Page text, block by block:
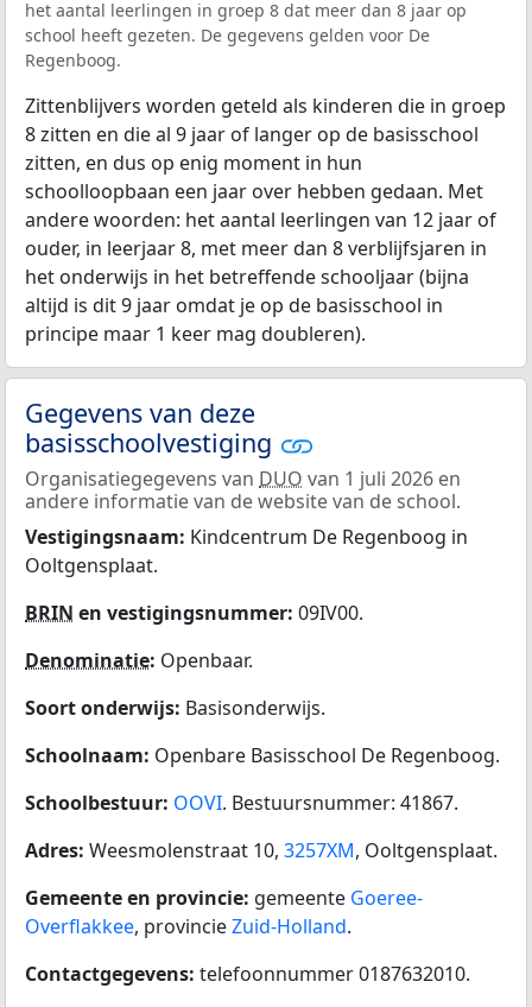
het aantal leerlingen in groep 8 dat meer dan 8 jaar op
school heeft gezeten. De gegevens gelden voor De
Regenboog.
Zittenblijvers worden geteld als kinderen die in groep
8 zitten en die al 9 jaar of langer op de basisschool
zitten, en dus op enig moment in hun
schoolloopbaan een jaar over hebben gedaan. Met
andere woorden: het aantal leerlingen van 12 jaar of
ouder, in leerjaar 8, met meer dan 8 verblijfsjaren in
het onderwijs in het betreffende schooljaar (bijna
altijd is dit 9 jaar omdat je op de basisschool in
principe maar 1 keer mag doubleren).
Gegevens van deze
basisschoolvestiging
Organisatiegegevens van DUO van 1 juli 2026 en
andere informatie van de website van de school.
Vestigingsnaam: Kindcentrum De Regenboog in
Ooltgensplaat.
BRIN en vestigingsnummer: 09IV00.
Denominatie: Openbaar.
Soort onderwijs: Basisonderwijs.
Schoolnaam: Openbare Basisschool De Regenboog.
Schoolbestuur: OOVI. Bestuursnummer: 41867.
Adres: Weesmolenstraat 10, 3257XM, Ooltgensplaat.
Gemeente en provincie: gemeente Goeree-
Overflakkee, provincieZuid-Holland.
Contactgegevens: telefoonnummer 0187632010.